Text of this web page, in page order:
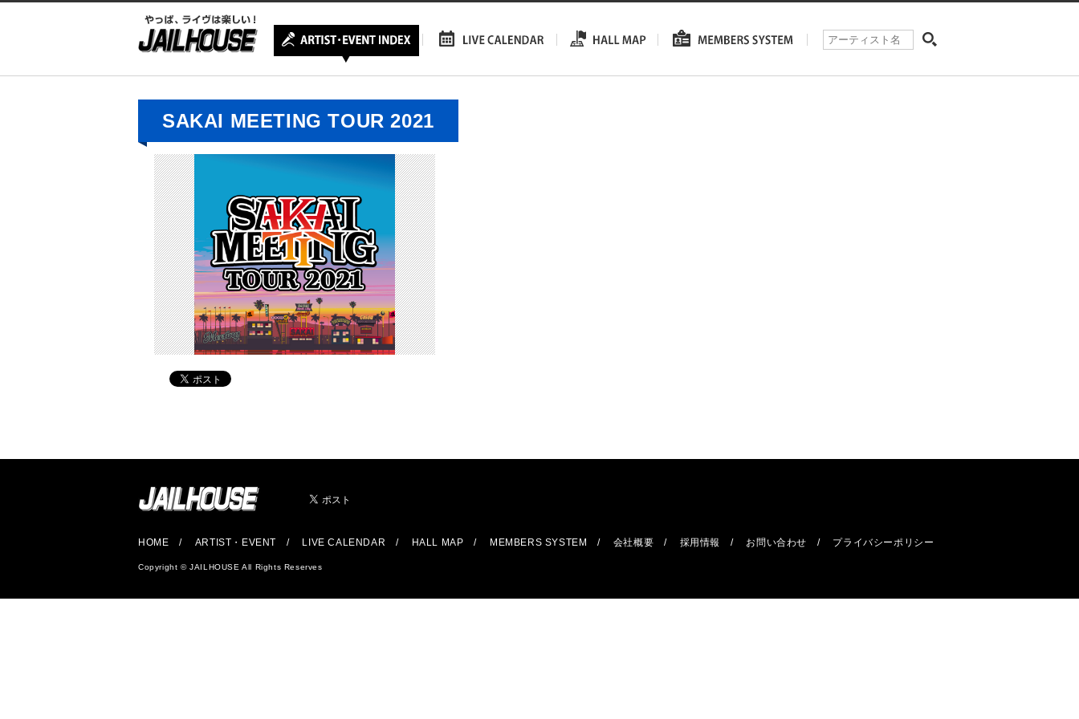
SAKAI MEETING TOUR 2021
HOME ARTIST・EVENT LIVE CALENDAR HALL MAP MEMBERS SYSTEM 会社概要 採用情報 お問い合わせ プライバシーポリシー
Copyright © JAILHOUSE All Rights Reserves